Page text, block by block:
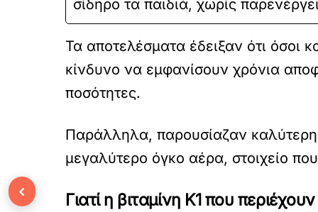
σίδηρο τα παιδιά, χωρίς
Τα αποτελέσματα έδειξαν ότι όσοι
κίνδυνο να εμφανίσουν χρόνια
ποσότητες.
Παράλληλα, παρουσίαζαν
μεγαλύτερο όγκο αέρα, στοιχείο
Γιατί η βιταμίνη Κ1 που
‹